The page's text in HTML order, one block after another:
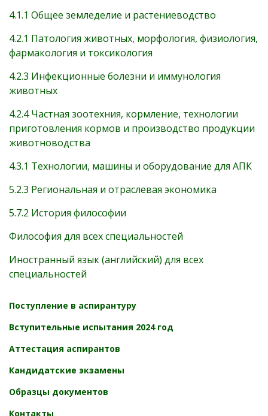
4.1.1 Общее земледелие и растениеводство
4.2.1 Патология животных, морфология, физиология,
фармакология и токсикология
4.2.3 Инфекционные болезни и иммунология
животных
4.2.4 Частная зоотехния, кормление, технологии
приготовления кормов и производство продукции
животноводства
4.3.1 Технологии, машины и оборудование для АПК
5.2.3 Региональная и отраслевая экономика
5.7.2 История философии
Философия для всех специальностей
Иностранный язык (английский) для всех
специальностей
Поступление в аспирантуру
Вступительные испытания 2024 год
Аттестация аспирантов
Кандидатские экзамены
Образцы документов
Контакты